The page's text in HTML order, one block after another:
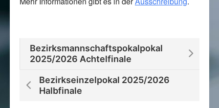
Bezirksmannschaftspokalpokal
2025/2026 Achtelfinale
Bezirkseinzelpokal 2025/2026
Halbfinale